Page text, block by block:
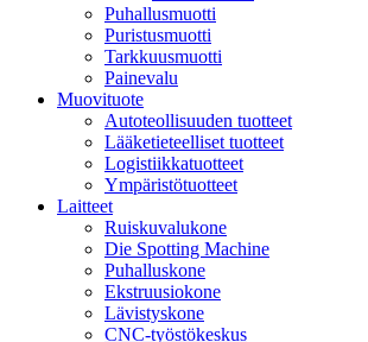
Puhallusmuotti
Puristusmuotti
Tarkkuusmuotti
Painevalu
Muovituote
Autoteollisuuden tuotteet
Lääketieteelliset tuotteet
Logistiikkatuotteet
Ympäristötuotteet
Laitteet
Ruiskuvalukone
Die Spotting Machine
Puhalluskone
Ekstruusiokone
Lävistyskone
CNC-työstökeskus